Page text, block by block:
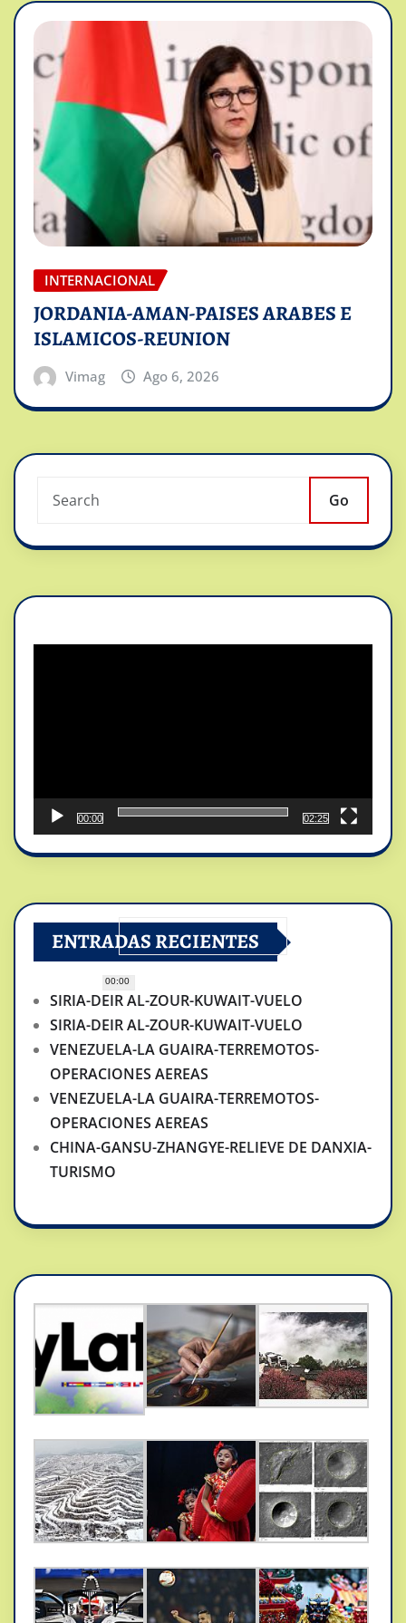
INTERNACIONAL
JORDANIA-AMAN-PAISES ARABES E
ISLAMICOS-REUNION
Vimag Ago 6, 2026
Go
00:00
00:00
02:25
ENTRADAS RECIENTES
SIRIA-DEIR AL-ZOUR-KUWAIT-VUELO
SIRIA-DEIR AL-ZOUR-KUWAIT-VUELO
VENEZUELA-LA GUAIRA-TERREMOTOS-
OPERACIONES AEREAS
VENEZUELA-LA GUAIRA-TERREMOTOS-
OPERACIONES AEREAS
CHINA-GANSU-ZHANGYE-RELIEVE DE DANXIA-
TURISMO